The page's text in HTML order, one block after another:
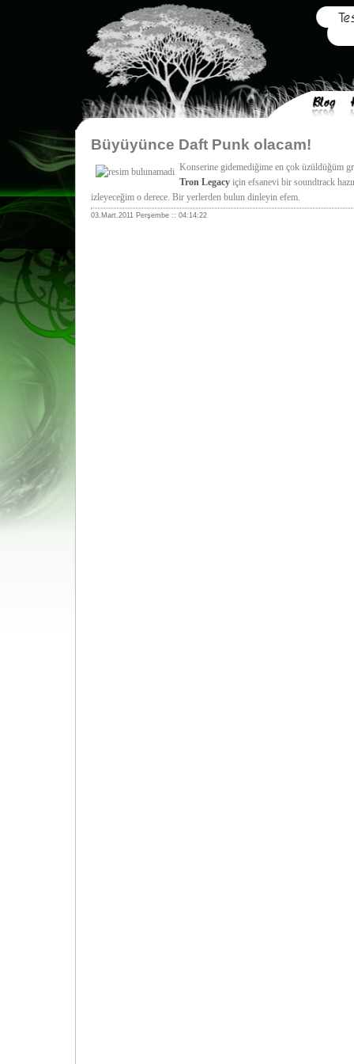
Büyüyünce Daft Punk olacam!
Konserine gidemediğime en çok üzüldüğüm
Tron Legacyiçin efsanevi bir soundtrack
izleyeceğim o derece. Bir yerlerden bulun dinleyin efem.
03.Mart.2011 Perşembe :: 04:14:22